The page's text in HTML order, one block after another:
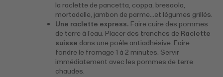
la raclette de pancetta, coppa, bresaola,
mortadelle, jambon de parme…et légumes grillés.
Une raclette express. Faire cuire des pommes
de terre à l’eau. Placer des tranches de Raclette
suisse dans une poêle antiadhésive. Faire
fondre le fromage 1 à 2 minutes. Servir
immédiatement avec les pommes de terre
chaudes.